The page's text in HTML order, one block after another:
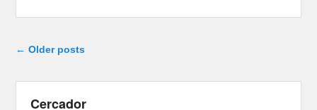
Post navigation
← Older posts
Cercador